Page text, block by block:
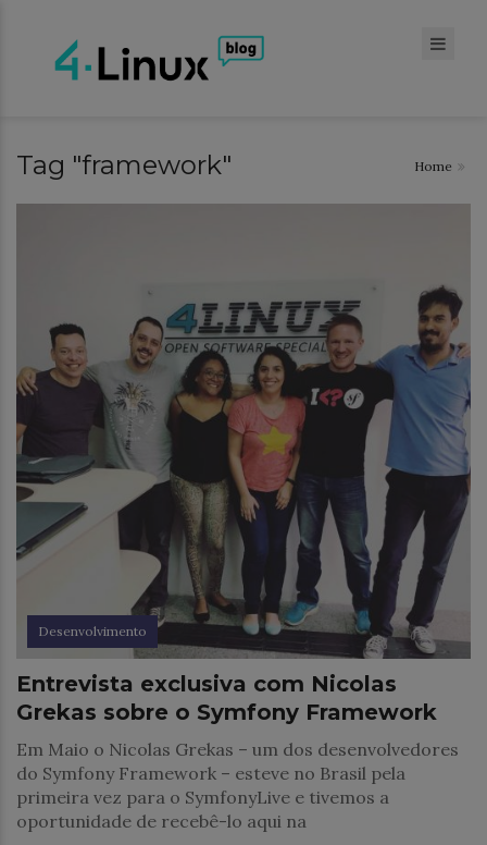
Tag "framework" Home
Desenvolvimento
Entrevista exclusiva com Nicolas
Grekas sobre o Symfony Framework
Em Maio o Nicolas Grekas – um dos desenvolvedores
do Symfony Framework – esteve no Brasil pela
primeira vez para o SymfonyLive e tivemos a
oportunidade de recebê-lo aqui na